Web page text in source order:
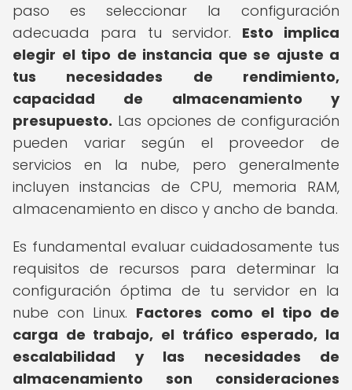
paso es seleccionar la configuración
adecuada para tu servidor. Esto implica
elegir el tipo de instancia que se ajuste a
tus necesidades de rendimiento,
capacidad de almacenamiento y
presupuesto. Las opciones de configuración
pueden variar según el proveedor de
servicios en la nube, pero generalmente
incluyen instancias de CPU, memoria RAM,
almacenamiento en disco y ancho de banda.
Es fundamental evaluar cuidadosamente tus
requisitos de recursos para determinar la
configuración óptima de tu servidor en la
nube con Linux. Factores como el tipo de
carga de trabajo, el tráfico esperado, la
escalabilidad y las necesidades de
almacenamiento son consideraciones